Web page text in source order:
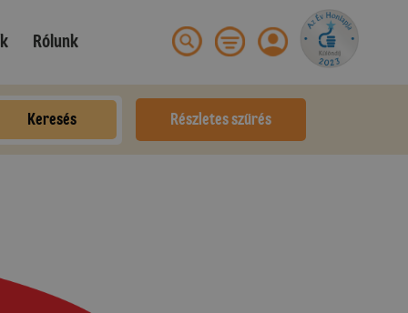
Rólunk
Keresés Részletes szűrés